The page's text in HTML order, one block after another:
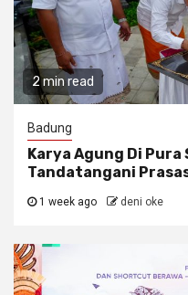
2 min read
Badung
Karya Agung Di
Tandatangani
1 week ago deni oke